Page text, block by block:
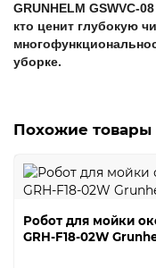
GRUNHELM GSWVC-
кто ценит глубокую
уборке.
Похожие товары
Робот для мойки
GRH-F18-02W